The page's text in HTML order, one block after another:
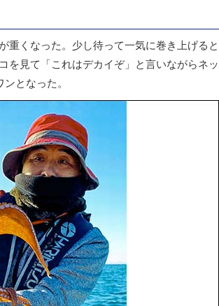
重くなった。少し待って一気に巻き上げると
を見て「これはデカイぞ」と言いながらネッ
となった。